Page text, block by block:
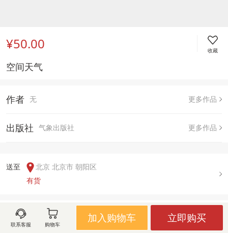
¥50.00 收藏
空间天气
作者 无 更多作品
出版社 气象出版社 更多作品
送至
北京 北京市 朝阳区
有货
用户评论(
联系客服 购物车
加入购物车 立即购买